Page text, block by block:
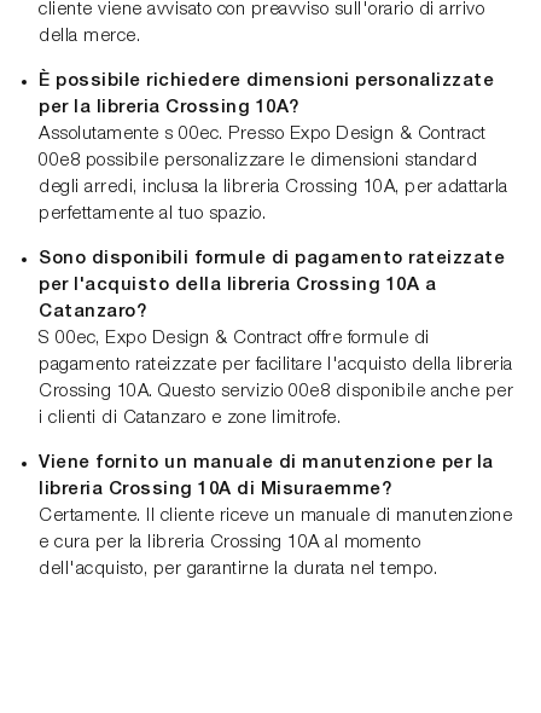
cliente viene avvisato con preavviso sull'orario di arrivo
della merce.
È possibile richiedere dimensioni personalizzate
per la libreria Crossing 10A?
Assolutamente s 00ec. Presso Expo Design & Contract
00e8 possibile personalizzare le dimensioni standard
degli arredi, inclusa la libreria Crossing 10A, per adattarla
perfettamente al tuo spazio.
Sono disponibili formule di pagamento rateizzate
per l'acquisto della libreria Crossing 10A a
Catanzaro?
S 00ec, Expo Design & Contract offre formule di
pagamento rateizzate per facilitare l'acquisto della libreria
Crossing 10A. Questo servizio 00e8 disponibile anche per
i clienti di Catanzaro e zone limitrofe.
Viene fornito un manuale di manutenzione per la
libreria Crossing 10A di Misuraemme?
Certamente. Il cliente riceve un manuale di manutenzione
e cura per la libreria Crossing 10A al momento
dell'acquisto, per garantirne la durata nel tempo.